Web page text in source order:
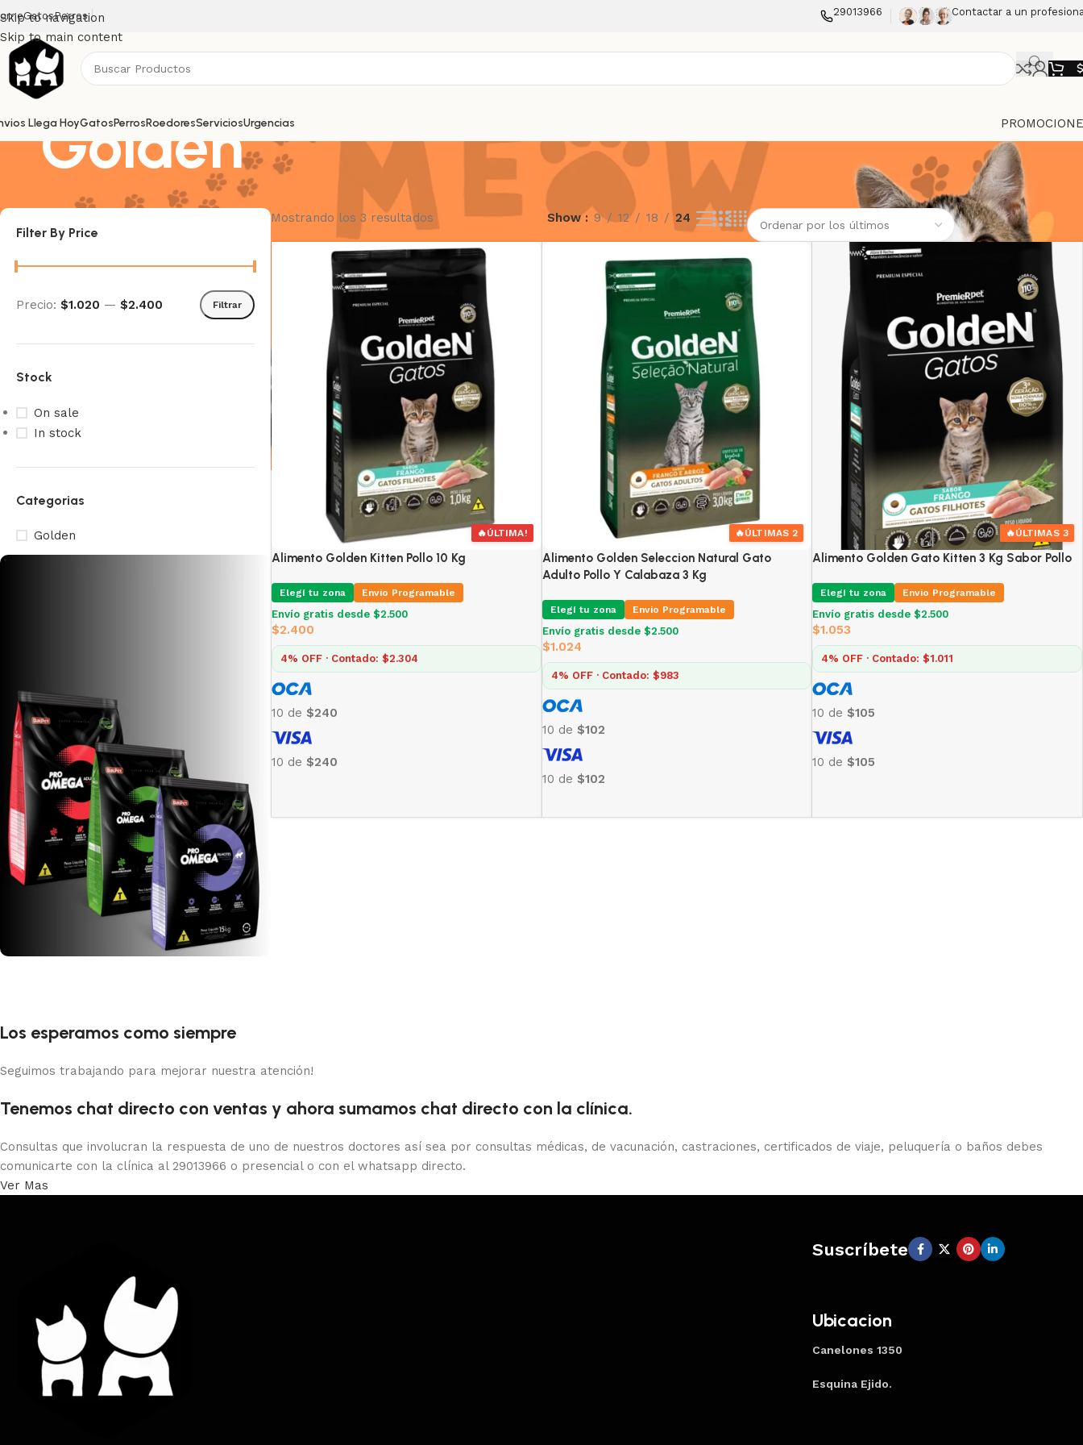
Skip to navigation
Skip to main content
GatosPerros 29013966 Contactar a un
$
Llega HoyGatosPerrosRoedoresServiciosUrgencias
Golden
Filter By Price
Filtrar
Precio: $1.020 — $2.400
Stock
On sale
In stock
Categorias
Golden
Ver Mas
Mostrando los 3 resultados Show 9 12 18 24
🔥ÚLTIMA!
Alimento Golden Kitten Pollo 10 Kg
Elegí tu zona Envio Programable
Envío gratis desde $2.500
$2.400
4% OFF · Contado: $2.304
10 de $240
10 de $240
🔥ÚLTIMAS 2
Alimento Golden Seleccion Natural Gato
Adulto Pollo Y Calabaza 3 Kg
Elegí tu zona Envio Programable
Envío gratis desde $2.500
$1.024
4% OFF · Contado: $983
10 de $102
10 de $102
🔥ÚLTIMAS 3
Alimento Golden Gato Kitten 3 Kg Sabor Pollo
Elegí tu zona Envio Programable
Envío gratis desde $2.500
$1.053
4% OFF · Contado: $1.011
10 de $105
10 de $105
Los esperamos como siempre
Seguimos trabajando para mejorar nuestra atención!
Tenemos chat directo con ventas y ahora sumamos chat directo con la clínica.
Consultas que involucran la respuesta de uno de nuestros doctores así sea por consultas médicas, de vacunación, castraciones, certificados de viaje, peluquería o baños debes
comunicarte con la clínica al 29013966 o presencial o con el whatsapp directo.
Ver Mas
Suscríbete
Ubicacion
Canelones 1350
Esquina Ejido.